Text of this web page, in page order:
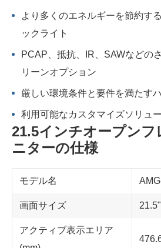
より多くのエネルギーを節約す
ックライト
PCAP、抵抗、IR、SAWなどの
リーンオプション
厳しい環境条件と要件を満たす
利用可能なカスタマイズソリュ
21.5インチオープンフ
ニターの仕様
モデル名
画面サイズ 21.5"
アクティブ表示エリア